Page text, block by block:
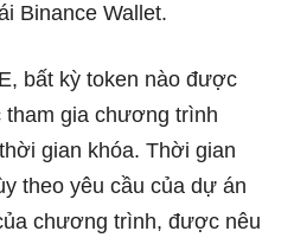
Binance Wallet.
bất kỳ token nào được
gia chương trình
gian khóa. Thời gian
theo yêu cầu của dự án
chương trình, được nêu